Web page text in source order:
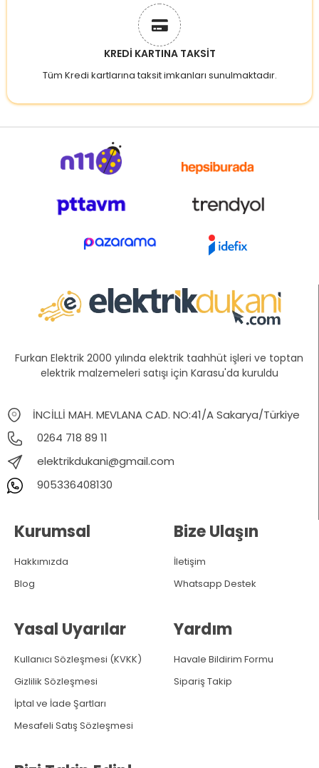
KREDİ KARTINA TAKSİT
Tüm Kredi kartlarına taksit imkanları sunulmaktadır.
Furkan Elektrik 2000 yılında elektrik taahhüt işleri ve toptan
elektrik malzemeleri satışı için Karasu'da kuruldu
İNCİLLİ MAH. MEVLANA CAD. NO:41/A Sakarya/Türkiye
0264 718 89 11
elektrikdukani@gmail.com
905336408130
Kurumsal
Hakkımızda
Blog
Yasal Uyarılar
Kullanıcı Sözleşmesi (KVKK)
Gizlilik Sözleşmesi
İptal ve İade Şartları
Mesafeli Satış Sözleşmesi
Bize Ulaşın
İletişim
Whatsapp Destek
Yardım
Havale Bildirim Formu
Sipariş Takip